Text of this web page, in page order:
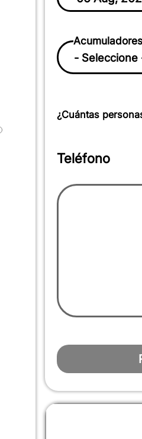
Acumuladores
¿Cuántas
Teléfono